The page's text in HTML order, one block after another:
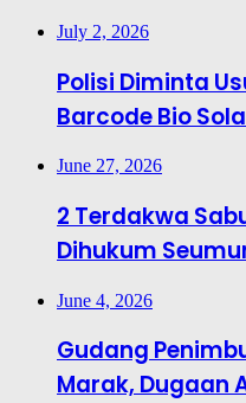
July 2, 2026
Polisi Diminta
Barcode Bio
June 27, 2026
2 Terdakwa
Dihukum
June 4, 2026
Gudang
Marak, Dugaan